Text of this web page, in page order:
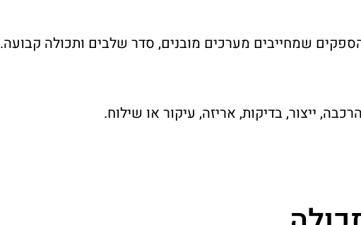
שמחייבים מערכים מובנים, סדר שלבים ותכולה קבועה.
ייצור, בדיקות, אריזה, עיקור או שילוח.